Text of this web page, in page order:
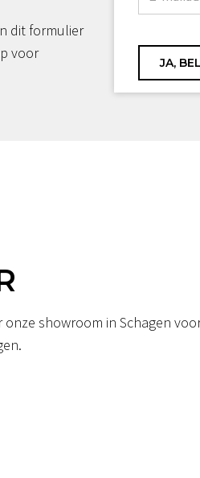
dit formulier
voor
showroom in Schagen